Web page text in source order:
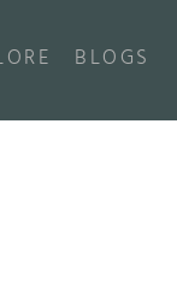
BLOGS